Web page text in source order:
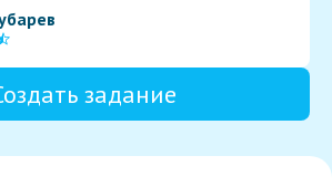
задание